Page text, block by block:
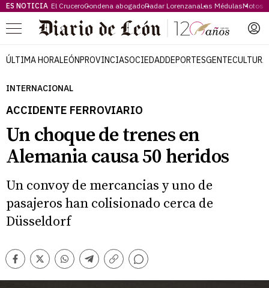
ES NOTICIA El CruceroCondena abogadoRadar LorenzanaLas MédulasMotos
Menú
ÚLTIMA HORALEÓNPROVINCIASOCIEDADDEPORTESGENTECULTURA
INTERNACIONAL
ACCIDENTE FERROVIARIO
Un choque de trenes en
Alemania causa 50 heridos
Un convoy de mercancias y uno de
pasajeros han colisionado cerca de
Düsseldorf
Facebook
TwitterWhatsappTelegram
Copiar
Comentarios